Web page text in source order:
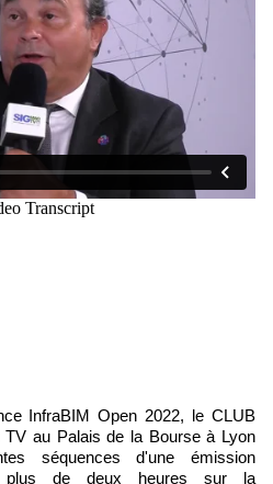
au Palais de la Bourse à Lyon
séquences d'une émission
plus de deux heures sur la